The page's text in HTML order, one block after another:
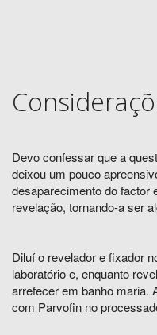
Devo confessar que a
deixou um pouco
desaparecimento do factor
revelação, tornando-a ser
Diluí o revelador e fixador
laboratório e, enquanto
arrefecer em banho maria.
com Parvofin no